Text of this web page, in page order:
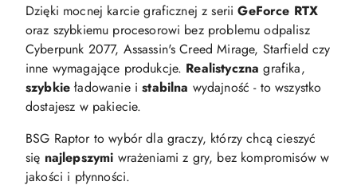
Dzięki mocnej karcie graficznej z seriiGeForce RTX
oraz szybkiemu procesorowi bez problemu odpalisz
Cyberpunk 2077, Assassin's Creed Mirage, Starfield czy
inne wymagające produkcje. Realistyczna grafika,
szybkie ładowanie istabilna wydajność - to wszystko
dostajesz w pakiecie.
BSG Raptor to wybór dla graczy, którzy chcą cieszyć
się najlepszymi wrażeniami z gry, bez kompromisów w
jakości i płynności.